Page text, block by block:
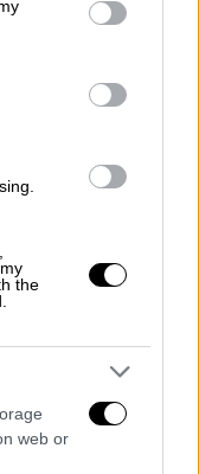
You may click to
party tags to
in below Google
the
web or
απόγευμα
που
και η